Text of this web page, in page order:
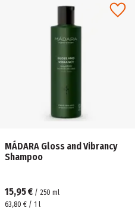
MÁDARA Gloss and Vibrancy
Shampoo
15,95 € / 250 ml
63,80 € / 1 l